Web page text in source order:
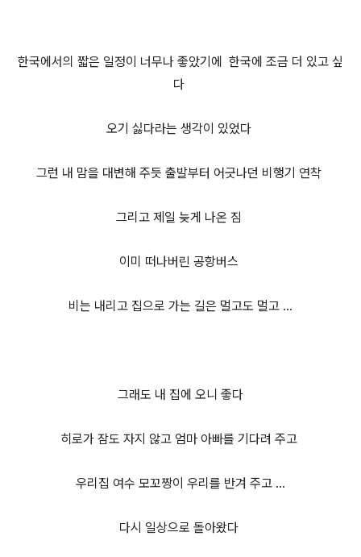
한국에서의 짧은 일정이 너무나 좋았기에 한국에 조금 더 있고 싶
다
오기 싫다라는 생각이 있었다
그런 내 맘을 대변해 주듯 출발부터 어긋나던 비행기 연착
그리고 제일 늦게 나온 짐
이미 떠나버린 공항버스
비는 내리고 집으로 가는 길은 멀고도 멀고 ...
그래도 내 집에 오니 좋다
히로가 잠도 자지 않고 엄마 아빠를 기다려 주고
우리집 여수 모꼬짱이 우리를 반겨 주고 ...
다시 일상으로 돌아왔다